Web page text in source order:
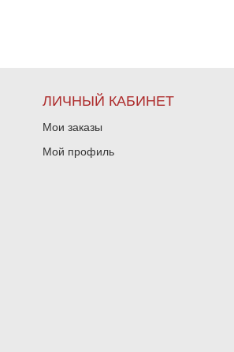
ЛИЧНЫЙ КАБИНЕТ
Мои заказы
Мой профиль